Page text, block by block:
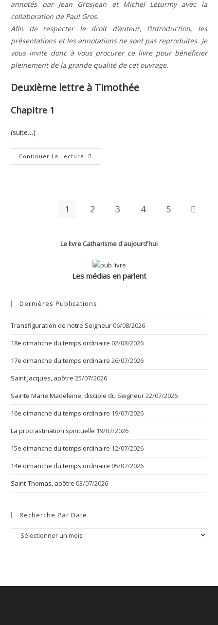
annotés par Jean Grosjean et Michel Léturmy avec la
collaboration de Paul Gros.
Afin de respecter le droit d’auteur, l’introduction, les
présentations et les annotations ne sont pas reproduites. Je
vous invite donc à vous procurer ce livre pour bénéficier
pleinement de la grande qualité de cet ouvrage.
Deuxième lettre à Timothée
Chapitre 1
(suite…)
Continuer La Lecture Deuxième
Lettre
1 2 3 4 5 Aller à
Le livre Catharisme d'aujourd'hui
Les médias en parlent
Dernières Publications
Transfiguration de notre Seigneur 06/08/2026
18e dimanche du temps ordinaire 02/08/2026
17e dimanche du temps ordinaire 26/07/2026
Saint Jacques, apôtre 25/07/2026
Sainte Marie Madeleine, disciple du Seigneur22/07/2026
16e dimanche du temps ordinaire 19/07/2026
La procrastination spirituelle 19/07/2026
15e dimanche du temps ordinaire 12/07/2026
14e dimanche du temps ordinaire 05/07/2026
Saint-Thomas, apôtre 03/07/2026
Recherche Par Date
Recherche